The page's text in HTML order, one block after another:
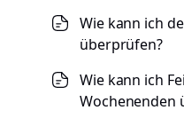
Wie kann ich
überprüfen?
Wie kann ich
Wochenenden